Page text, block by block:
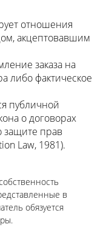
отношения
акцептовавшим
заказа на
либо фактическое
публичной
о договорах
защите прав
Law, 1981).
в
обязуется